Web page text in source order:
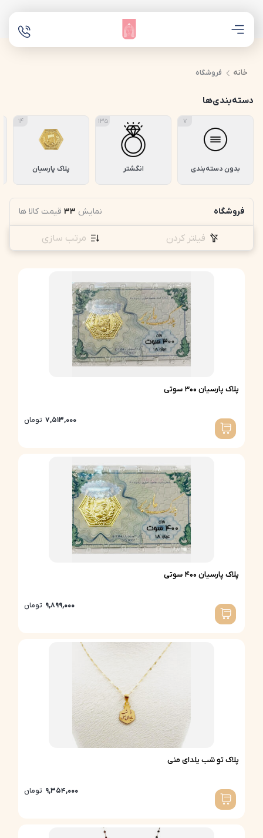
خانه فروشگاه
دسته‌بندی‌ها
بدون دسته‌بندی
7
انگشتر
135
پلاک پارسیان
14
فروشگاه نمایش 33 قیمت کالا ها
فیلتر کردن مرتب سازی
پلاک پارسیان 300 سوتی
7,513,000 تومان
پلاک پارسیان 400 سوتی
9,899,000 تومان
پلاک تو شب یلدای منی
9,354,000 تومان